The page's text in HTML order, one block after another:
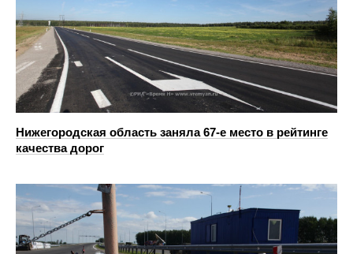
Нижегородская область заняла 67-е место в рейтинге
качества дорог